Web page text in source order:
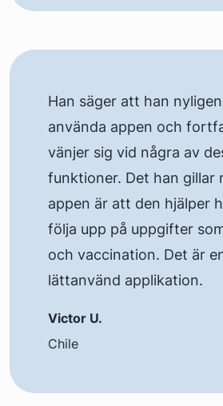
Han säger att han
använda appen och
vänjer sig vid några av
funktioner. Det han gillar
appen är att den hjälper
följa upp på uppgifter
och vaccination. Det är
lättanvänd applikation.
Victor U.
Chile